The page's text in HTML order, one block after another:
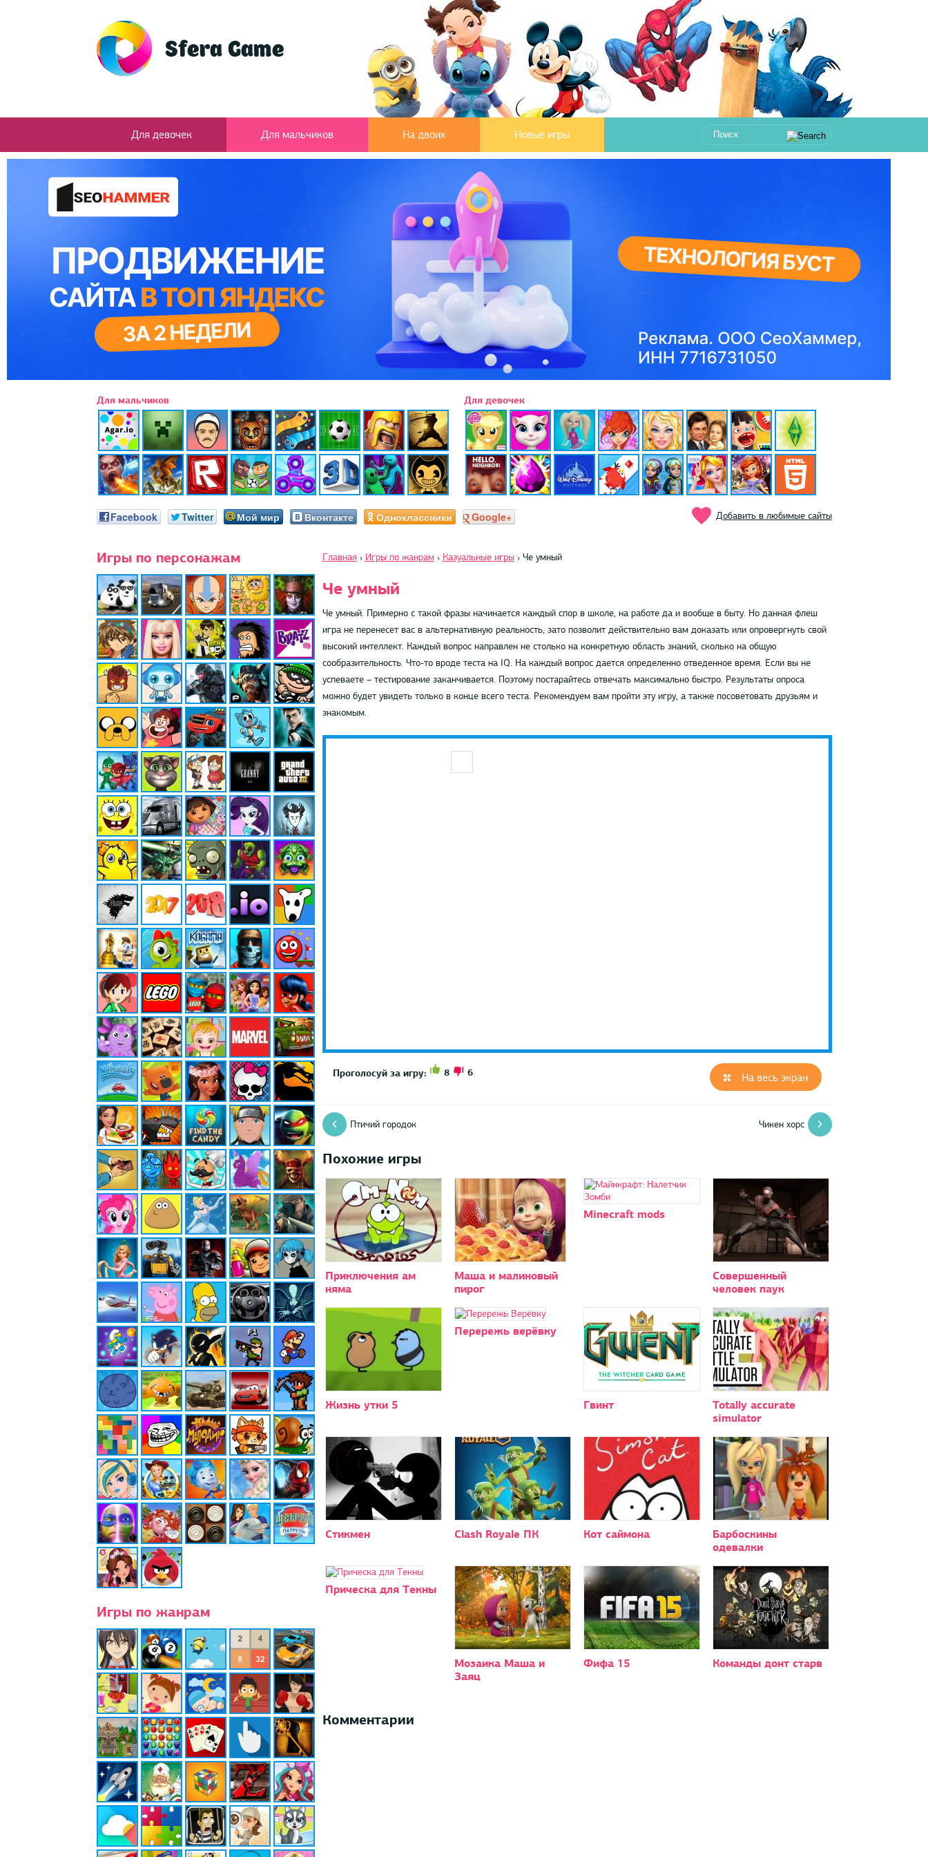
Для девочек Для мальчиков На двоих Новые игры
Для мальчиков Для девочек
Facebook Twitter Мой мир Вконтакте Одноклассники Google+ Добавить в любимые сайты
Игры по персонажам
Игры по жанрам
Главная › Игры по жанрам › Казуальные игры › Че умный
Че умный
Че умный. Примерно с такой фразы начинается каждый спор в школе, на работе да и вообще в быту. Но данная флеш
игра не перенесет вас в альтернативную реальность, зато позволит действительно вам доказать или опровергнуть свой
высокий интеллект. Каждый вопрос направлен не столько на конкретную область знаний, сколько на общую
сообразительность. Что-то вроде теста на IQ. На каждый вопрос дается определенно отведенное время. Если вы не
успеваете – тестирование заканчивается. Поэтому постарайтесь отвечать максимально быстро. Результаты опроса
можно будет увидеть только в конце всего теста. Рекомендуем вам пройти эту игру, а также посоветовать друзьям и
знакомым.
На весь экран
Проголосуй за игру: 8 6
Птичий городок Чикен хорс
Похожие игры
Приключения ам
няма
Маша и малиновый
пирог
Minecraft mods
Совершенный
человек паук
Жизнь утки 5
Перережь верёвку
Гвинт
Totally accurate
simulator
Стикмен Clash Royale ПК Кот саймона
Барбоскины
одевалки
Прическа для Текны
Мозаика Маша и
Заяц
Фифа 15 Команды донт старв
Комментарии